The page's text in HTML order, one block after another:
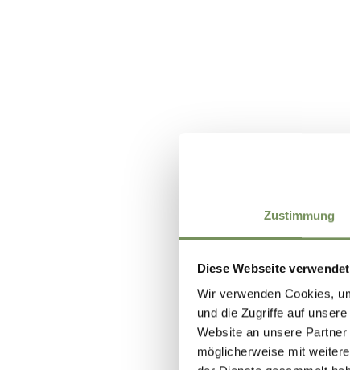
Zustimmung
Diese Webseite
Wir verwenden Cookies,
und die Zugriffe auf
Website an unsere
möglicherweise mit